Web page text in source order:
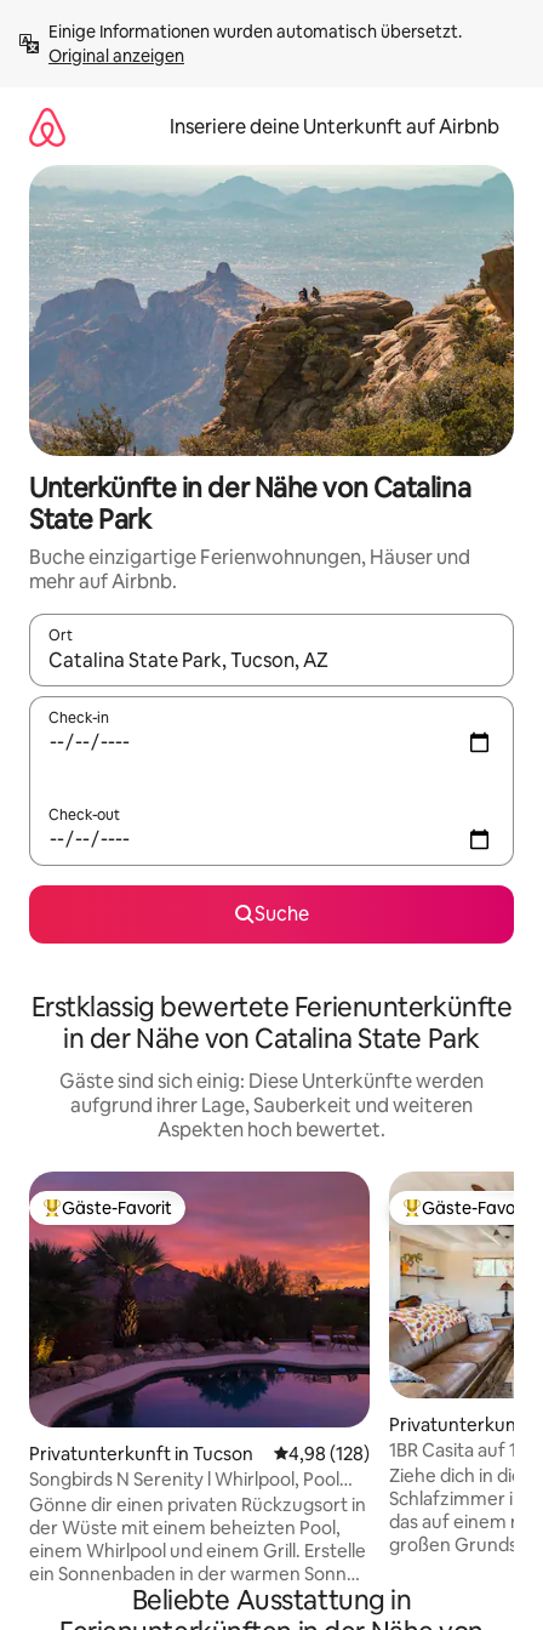
Inhalten
springenOriginal anzeigen
Inseriere deine Unterkunft auf Airbnb
Unterkünfte in der Nähe von Catalina
State Park
Buche einzigartige Ferienwohnungen, Häuser und
mehr auf Airbnb.
Ort
Wenn Ergebnisse verfügbar sind, navigiere mit den
Check-in
Check-out
Suche
Erstklassig bewertete Ferienunterkünfte
in der Nähe von Catalina State Park
Gäste sind sich einig: Diese Unterkünfte werden
aufgrund ihrer Lage, Sauberkeit und weiteren
Aspekten hoch bewertet.
Beliebter Gäste-Favorit.
Gäste-Favorit
Privatunterkunft in Tucson Durchschnittliche Bewertung:
4,98 (128)
Songbirds N Serenity l Whirlpool, Pool
und Aussicht!
Gönne dir einen privaten Rückzugsort in
der Wüste mit einem beheizten Pool,
einem Whirlpool und einem Grill. Erstelle
ein Sonnenbaden in der warmen Sonne,
umgeben von dem beruhigenden
Ambiente deines exklusiven Refugiums.
Beliebter Gäste-
Gäste-Favorit
Privatunterkunft
1BR Casita auf 17
Acres #9
Ziehe dich in
Schlafzimmer in
das auf einem
großen
eine voll
Wasser, eine
Beliebte Ausstattung in